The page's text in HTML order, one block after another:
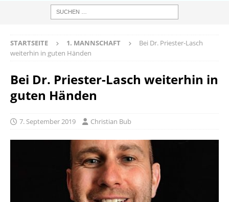
STARTSEITE 1. MANNSCHAFT
Bei Dr. Priester-Lasch
weiterhin in guten Händen
Bei Dr. Priester-Lasch weiterhin in
guten Händen
7. September 2019 Christian Bub